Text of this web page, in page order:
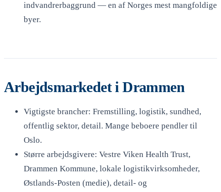
indvandrerbaggrund — en af Norges mest mangfoldige
byer.
Arbejdsmarkedet i Drammen
Vigtigste brancher: Fremstilling, logistik, sundhed,
offentlig sektor, detail. Mange beboere pendler til
Oslo.
Større arbejdsgivere: Vestre Viken Health Trust,
Drammen Kommune, lokale logistikvirksomheder,
Østlands-Posten (medie), detail- og